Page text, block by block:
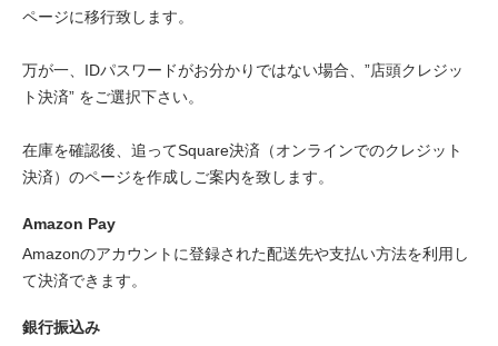
ページに移行致します。
万が一、IDパスワードがお分かりではない場合、”店頭クレジッ
ト決済” をご選択下さい。
在庫を確認後、追ってSquare決済（オンラインでのクレジット
決済）のページを作成しご案内を致します。
Amazon Pay
Amazonのアカウントに登録された配送先や支払い方法を利用し
て決済できます。
銀行振込み